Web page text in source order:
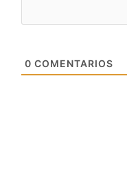
0 COMENTARIOS